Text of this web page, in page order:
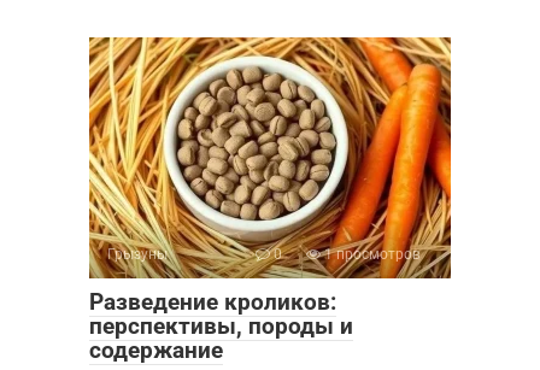
Грызуны 0 1 просмотров
Разведение кроликов:
перспективы, породы и
содержание